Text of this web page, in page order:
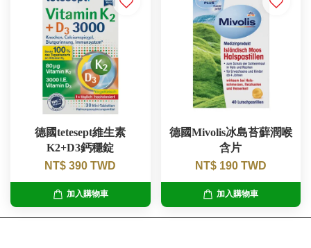
德國tetesept維生素
K2+D3鈣穩錠
NT$ 390 TWD
加入購物車
德國Mivolis冰島苔蘚潤喉
含片
NT$ 190 TWD
加入購物車